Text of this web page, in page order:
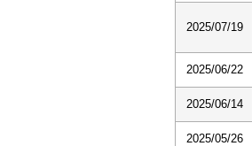
2025/07/19
2025/06/22
2025/06/14
2025/05/26